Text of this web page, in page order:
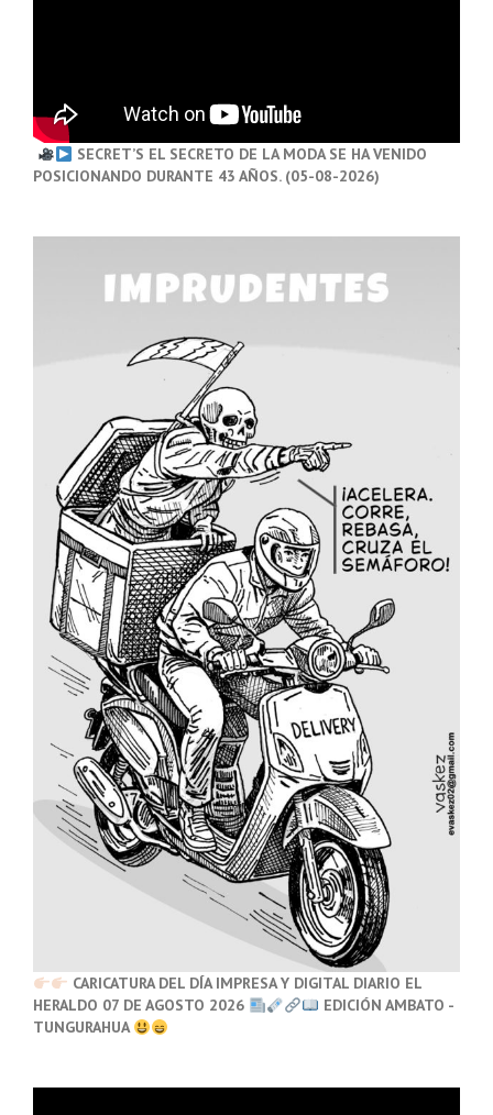
SECRET’S EL SECRETO DE LA MODA SE HA VENIDO
POSICIONANDO DURANTE 43 AÑOS. (05-08-2026)
CARICATURA DEL DÍA IMPRESA Y DIGITAL DIARIO EL
HERALDO 07 DE AGOSTO 2026
EDICIÓN AMBATO -
TUNGURAHUA